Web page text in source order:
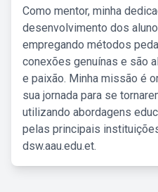
Como mentor, minha
desenvolvimento dos
empregando métodos
conexões genuínas e são
e paixão. Minha missão é
sua jornada para se
utilizando abordagens
pelas principais
dsw.aau.edu.et.